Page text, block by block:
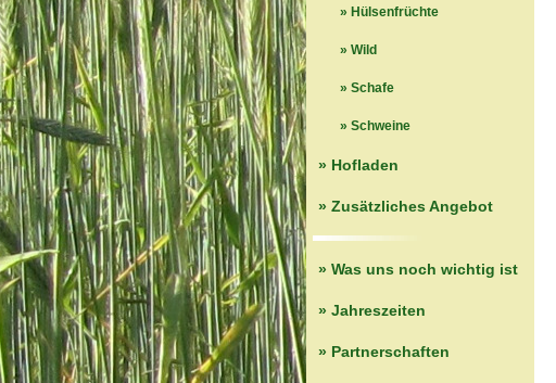
» Hülsenfrüchte
» Wild
» Schafe
» Schweine
» Hofladen
» Zusätzliches Angebot
» Was uns noch wichtig ist
» Jahreszeiten
» Partnerschaften